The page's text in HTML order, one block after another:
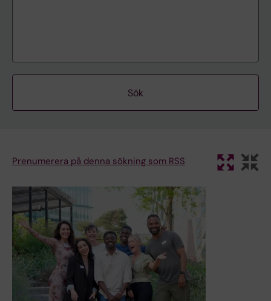
Prenumerera på denna sökning som RSS